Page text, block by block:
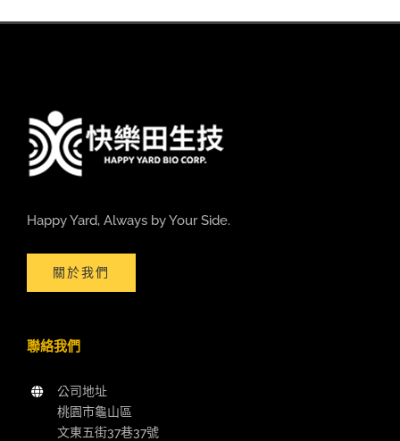
Happy Yard, Always by Your Side.
關於我們
聯絡我們
公司地址
桃園市龜山區
文東五街37巷37號